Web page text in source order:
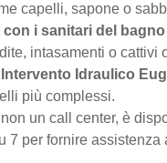
capelli, sapone o
i sanitari del
intasamenti o cattivi
Idraulico
più complessi.
un call center, è
7 per fornire